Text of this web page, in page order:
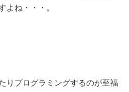
よね・・・。
りプログラミングするのが至福